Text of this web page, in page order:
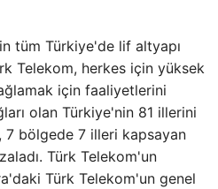
tüm Türkiye'de lif altyapı
Telekom, herkes için yüksek
için faaliyetlerini
olan Türkiye'nin 81 illerini
7 bölgede 7 illeri kapsayan
Türk Telekom'un
Türk Telekom'un genel